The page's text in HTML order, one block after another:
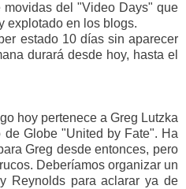
del "Video Days" que
explotado en los blogs.
estado 10 días sin aparecer
durará desde hoy, hasta el
hoy pertenece a Greg Lutzka
Globe "United by Fate". Ha
Greg desde entonces, pero
Deberíamos organizar un
Reynolds para aclarar ya de